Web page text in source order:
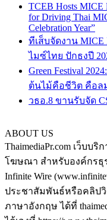
TCEB Hosts MICE
for Driving Thai
Celebration Year”
ทีเส็บจัดงาน
ไมซ์ไทย ปักธงปี
Green Festival
ต้นไม้คือชีวิต คือล
วธอ.8 ขานรับจัด
ABOUT US
ThaimediaPr.com เว็บ
โฆษณา สำหรับองค์กรธุร
Infinite Wire
ประชาสัมพันธ์หรือคลิป
ภาษาอังกฤษ ได้ที่